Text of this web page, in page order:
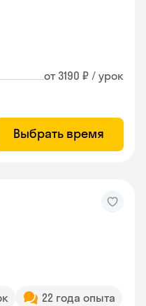
от 3190 ₽ / урок
Выбрать время
22 года опыта